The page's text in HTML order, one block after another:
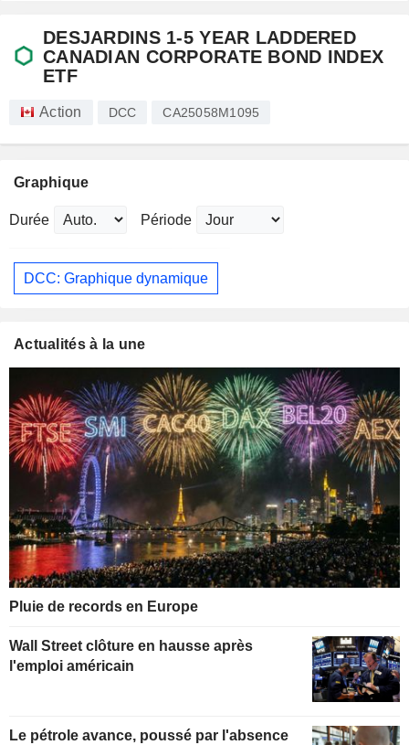
DESJARDINS 1-5 YEAR LADDERED
CANADIAN CORPORATE BOND INDEX
ETF
Action DCC CA25058M1095
Graphique
Durée Période
DCC: Graphique dynamique
Actualités à la une
Pluie de records en Europe
Wall Street clôture en hausse après
l'emploi américain
Le pétrole avance, poussé par l'absence